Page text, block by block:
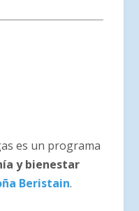
es un programa
y bienestar
Beristain.